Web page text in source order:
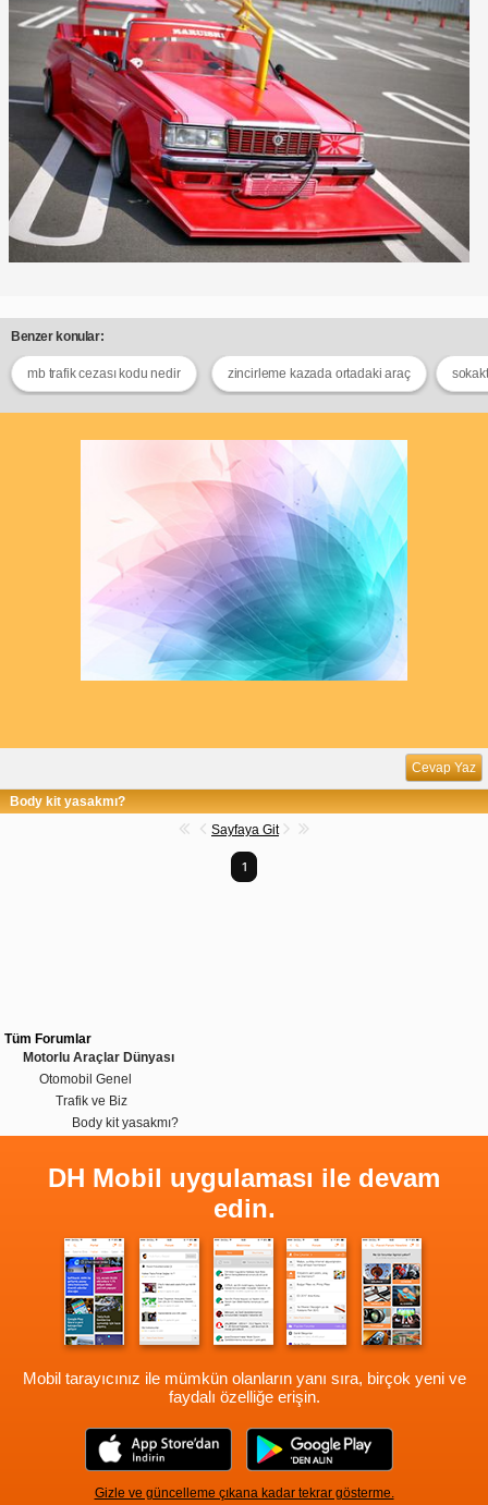
Benzer konular:
mb trafik cezası kodu nedir zincirleme kazada ortadaki araç
Cevap Yaz
Body kit yasakmı?
Sayfaya Git
1
Tüm Forumlar
Motorlu Araçlar Dünyası
Otomobil Genel
Trafik ve Biz
Body kit yasakmı?
DH Mobil uygulaması ile devam
edin.
Mobil tarayıcınız ile mümkün olanların yanı sıra, birçok yeni ve
faydalı özelliğe erişin.
Gizle ve güncelleme çıkana kadar tekrar gösterme.